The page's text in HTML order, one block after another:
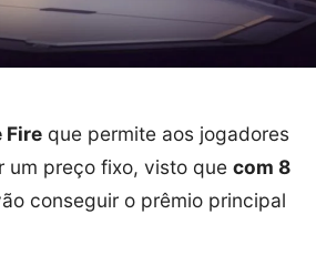
Fire que permite aos jogadores
um preço fixo, visto que com 8
conseguir o prêmio principal